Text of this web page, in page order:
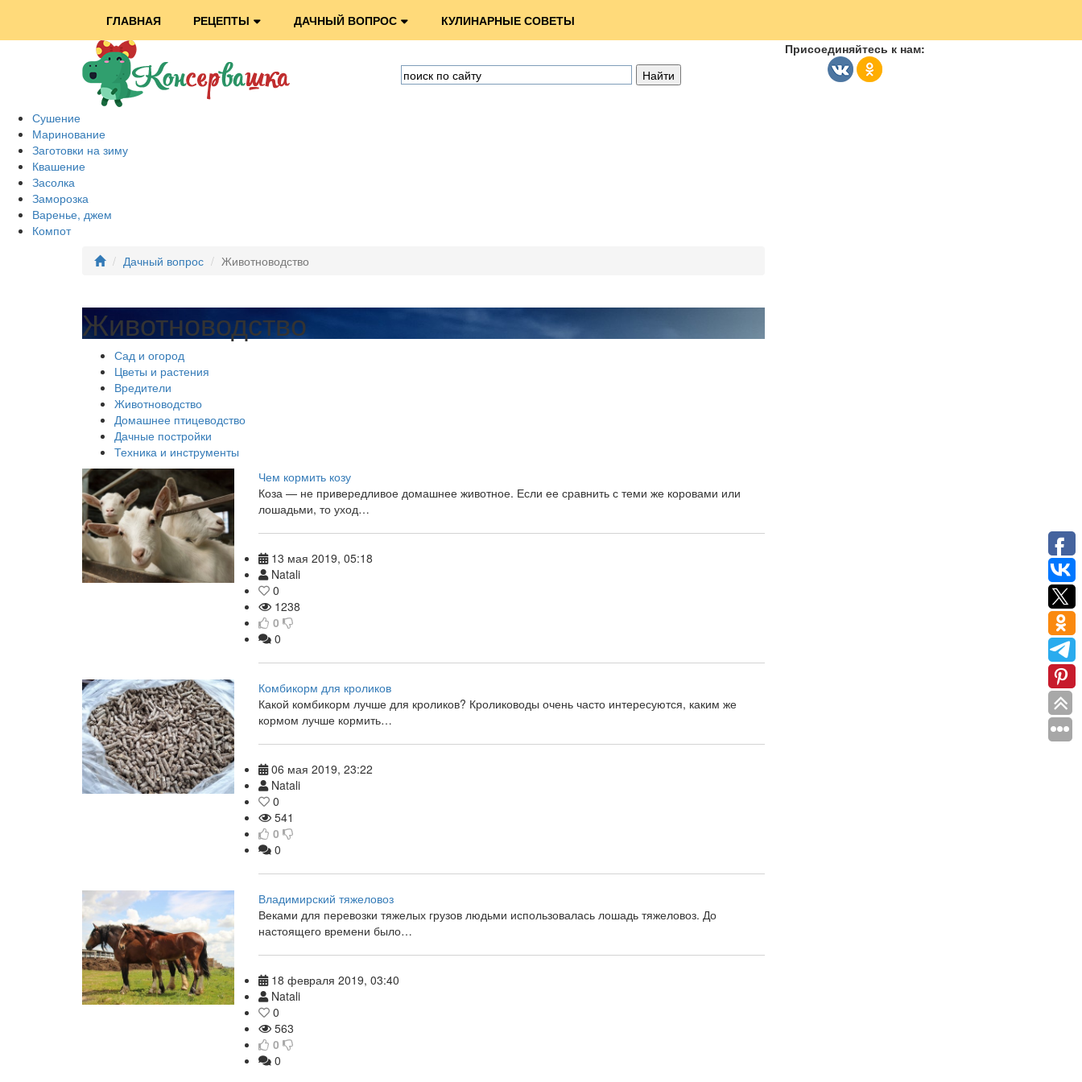
ГЛАВНАЯ РЕЦЕПТЫ ДАЧНЫЙ ВОПРОС
КУЛИНАРНЫЕ СОВЕТЫ
Присоединяйтесь к нам:
Сушение
Маринование
Заготовки на зиму
Квашение
Засолка
Заморозка
Варенье, джем
Компот
Дачный вопрос
Животноводство
Животноводство
Сад и огород
Цветы и растения
Вредители
Животноводство
Домашнее птицеводство
Дачные постройки
Техника и инструменты
Чем кормить козу
Коза — не привередливое домашнее животное. Если ее сравнить с теми же коровами или
лошадьми, то уход…
13 мая 2019, 05:18
Natali
0
1238
0
0
Комбикорм для кроликов
Какой комбикорм лучше для кроликов? Кролиководы очень часто интересуются, каким же
кормом лучше кормить…
06 мая 2019, 23:22
Natali
0
541
0
0
Владимирский тяжеловоз
Веками для перевозки тяжелых грузов людьми использовалась лошадь тяжеловоз. До
настоящего времени было…
18 февраля 2019, 03:40
Natali
0
563
0
0